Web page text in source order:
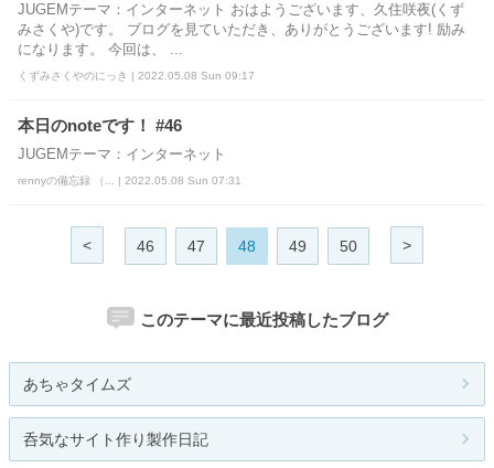
JUGEMテーマ：インターネット おはようございます、久住咲夜(くず
みさくや)です。 ブログを見ていただき、ありがとうございます! 励み
になります。 今回は、 ...
くずみさくやのにっき | 2022.05.08 Sun 09:17
本日のnoteです！ #46
JUGEMテーマ：インターネット
rennyの備忘録 （... | 2022.05.08 Sun 07:31
< 46 47 48 49 50 >
このテーマに最近投稿したブログ
あちゃタイムズ
呑気なサイト作り製作日記